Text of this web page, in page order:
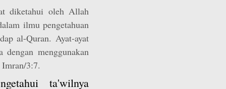
diketahui oleh Allah
ilmu pengetahuan
al-Quran. Ayat-ayat
menggunakan
3:7.
ta'wilnya